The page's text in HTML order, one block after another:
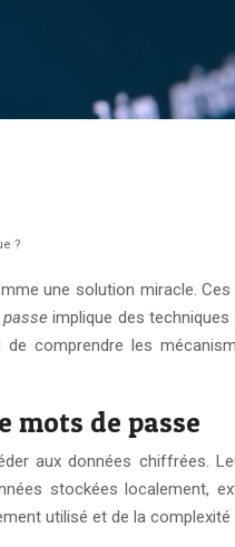
?
une solution miracle.
implique des
comprendre les
mots de passe
aux données chiffrées.
stockées localement,
utilisé et de la